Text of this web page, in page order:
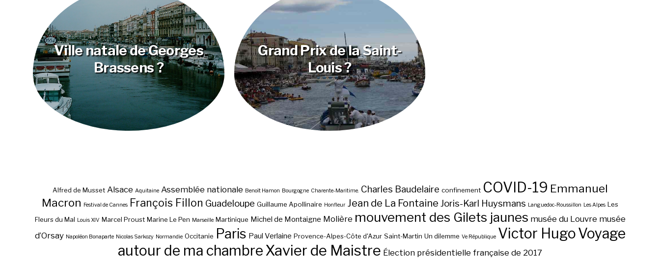
Ville natale de Georges
Brassens ?
Grand Prix de la Saint-
Louis ?
Alfred de Musset Alsace Aquitaine Assemblée nationale Benoît Hamon Bourgogne Charente-Maritime. Charles Baudelaire confinement COVID-19 Emmanuel
Macron Festival de Cannes François Fillon Guadeloupe Guillaume Apollinaire Honfleur Jean de La Fontaine Joris-Karl Huysmans Languedoc-Roussillon Les Alpes Les
Fleurs du Mal Louis XIV Marcel Proust Marine Le Pen Marseille Martinique Michel de Montaigne Molière mouvement des Gilets jaunes musée du Louvre musée
d’Orsay Napoléon Bonaparte Nicolas Sarkozy Normandie Occitanie Paris Paul Verlaine Provence-Alpes-Côte d'Azur Saint-Martin Un dilemme Ve République Victor HugoVoyage
autour de ma chambreXavier de Maistre Élection présidentielle française de 2017